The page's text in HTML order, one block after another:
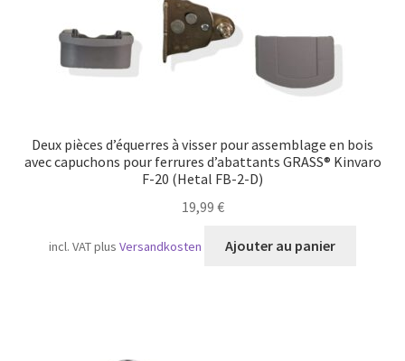
Deux pièces d’équerres à visser pour assemblage en bois
avec capuchons pour ferrures d’abattants GRASS® Kinvaro
F-20 (Hetal FB-2-D)
19,99 €
incl. VATplusVersandkosten Ajouter au panier